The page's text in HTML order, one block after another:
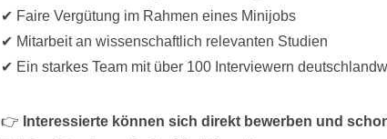
✔ Faire Vergütung im Rahmen eines Minijobs
✔ Mitarbeit an wissenschaftlich relevanten Studien
✔ Ein starkes Team mit über 100 Interviewern
👉 Interessierte können sich direkt bewerben und